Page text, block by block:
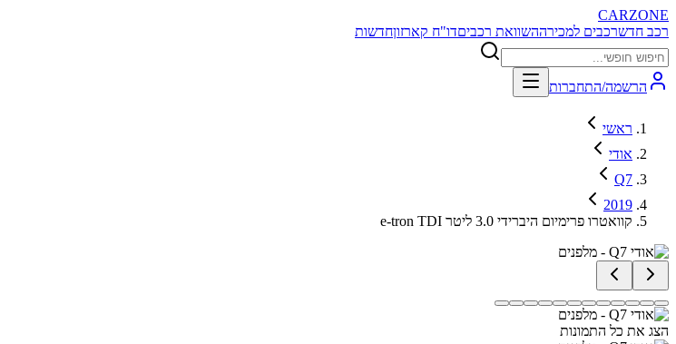
CARZONE
רכב חדשרכבים למכירההשוואת רכביםדו"ח קארזוןחדשות
הרשמה/התחברות
ראשי
אודי
Q7
2019
e-tron TDI קוואטרו פרימיום היברידי 3.0 ליטר
הצג את כל התמונות